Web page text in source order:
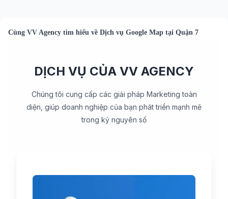
Cùng VV Agency tìm hiểu về Dịch vụ Google Map tại Quận 7
DỊCH VỤ CỦA VV AGENCY
Chúng tôi cung cấp các giải pháp Marketing toàn
diện, giúp doanh nghiệp của bạn phát triển mạnh mẽ
trong kỷ nguyên số